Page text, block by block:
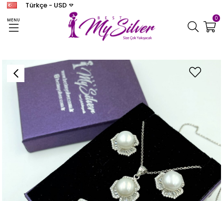
MENU
Türkçe - USD
0
Baget Taşlı İncili Takım